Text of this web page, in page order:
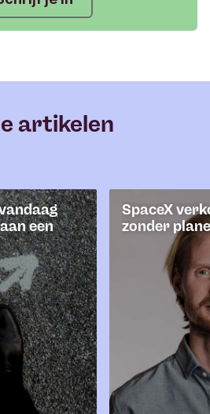
artikelen
een
SpaceX
zonder